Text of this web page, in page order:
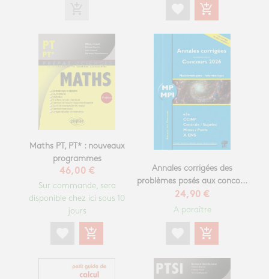
add_shopping_cart
Maths PT, PT* : nouveaux
programmes
46,00 €
Sur commande, sera
disponible chez ici sous 10
jours
add_shopping_cart
Annales corrigées des
problèmes posés aux conco...
24,90 €
A paraître
add_shopping_cart